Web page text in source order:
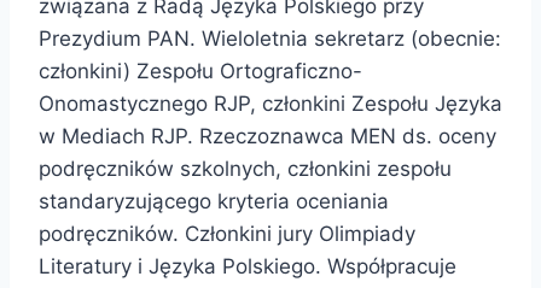
związana z Radą Języka Polskiego przy
Prezydium PAN. Wieloletnia sekretarz (obecnie:
członkini) Zespołu Ortograficzno-
Onomastycznego RJP, członkini Zespołu Języka
w Mediach RJP. Rzeczoznawca MEN ds. oceny
podręczników szkolnych, członkini zespołu
standaryzującego kryteria oceniania
podręczników. Członkini jury Olimpiady
Literatury i Języka Polskiego. Współpracuje